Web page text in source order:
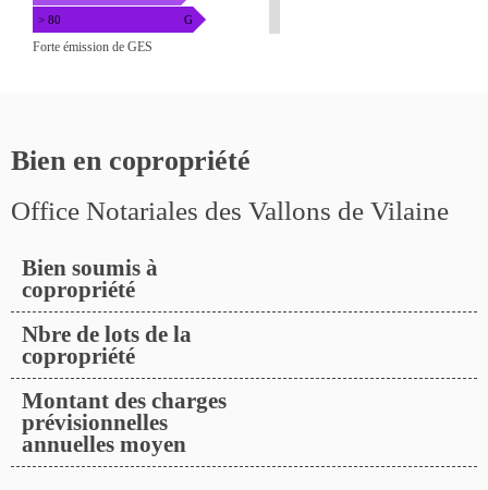
> 80 G
Forte émission de GES
Bien en copropriété
Office Notariales des Vallons de Vilaine
Bien soumis à
copropriété
Nbre de lots de la
copropriété
Montant des charges
prévisionnelles
annuelles moyen